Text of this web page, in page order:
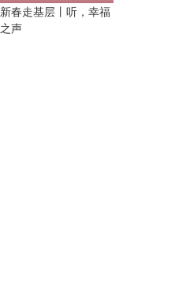
新春走基层丨听，幸福
之声